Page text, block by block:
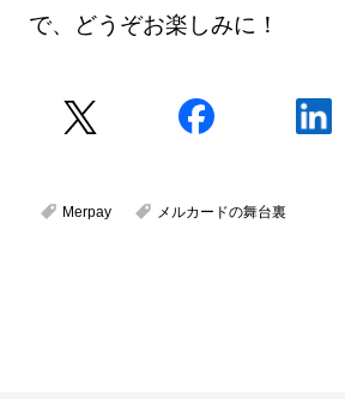
で、どうぞお楽しみに！
Merpay メルカードの舞台裏